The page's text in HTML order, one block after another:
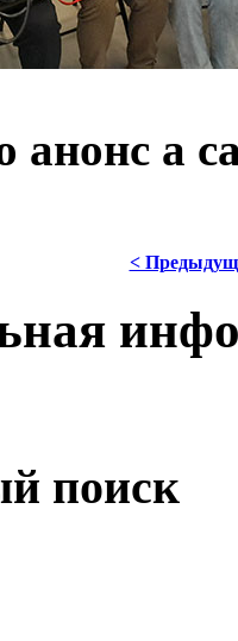
анонс а
<
поиск